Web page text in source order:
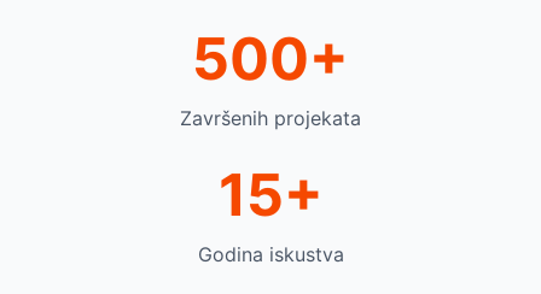
500+
Završenih projekata
15+
Godina iskustva